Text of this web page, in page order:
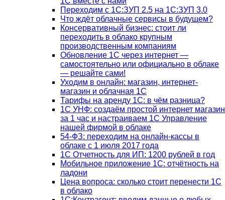
Переходим с 1С:ЗУП 2.5 на 1С:ЗУП 3.0
Что ждёт облачные сервисы в будущем?
Консервативный бизнес: стоит ли
переходить в облако крупным
производственным компаниям
Обновление 1С через интернет —
самостоятельно или официально в облаке
— решайте сами!
Уходим в онлайн: магазин, интернет-
магазин и облачная 1С
Тарифы на аренду 1С: в чём разница?
1С УНФ: создаём простой интернет магазин
за 1 час и настраиваем 1С Управление
нашей фирмой в облаке
54-ФЗ: переходим на онлайн-кассы в
облаке с 1 июля 2017 года
1С Отчетность для ИП: 1200 рублей в год
Мобильное приложение 1С: отчётность на
ладони
Цена вопроса: сколько стоит перенести 1С
в облако